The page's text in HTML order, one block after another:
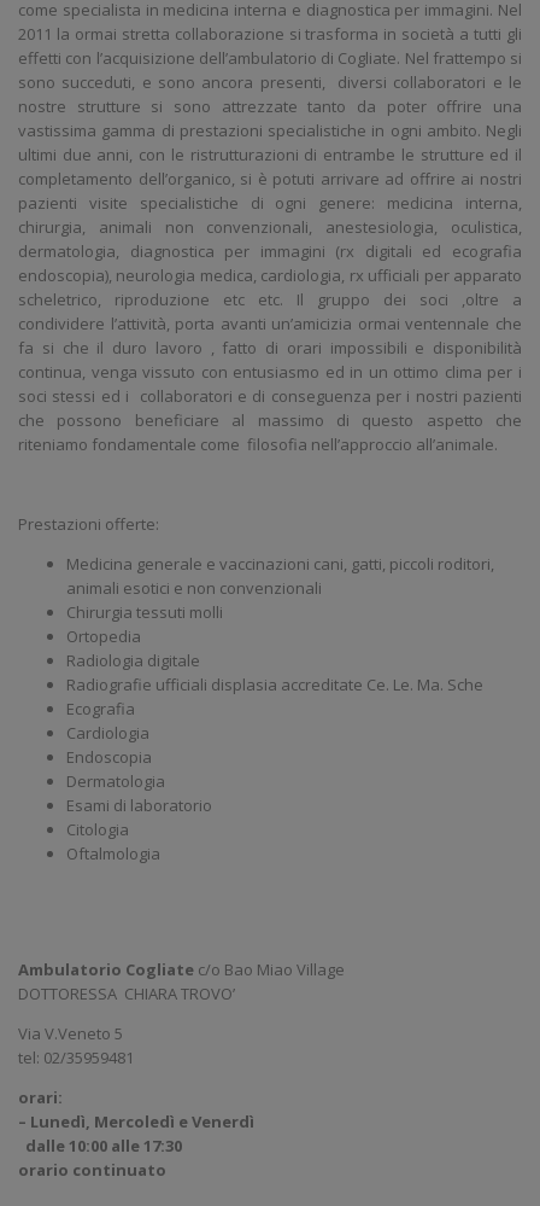
come specialista in medicina interna e diagnostica per immagini. Nel
2011 la ormai stretta collaborazione si trasforma in società a tutti gli
effetti con l’acquisizione dell’ambulatorio di Cogliate. Nel frattempo si
sono succeduti, e sono ancora presenti, diversi collaboratori e le
nostre strutture si sono attrezzate tanto da poter offrire una
vastissima gamma di prestazioni specialistiche in ogni ambito. Negli
ultimi due anni, con le ristrutturazioni di entrambe le strutture ed il
completamento dell’organico, si è potuti arrivare ad offrire ai nostri
pazienti visite specialistiche di ogni genere: medicina interna,
chirurgia, animali non convenzionali, anestesiologia, oculistica,
dermatologia, diagnostica per immagini (rx digitali ed ecografia
endoscopia), neurologia medica, cardiologia, rx ufficiali per apparato
scheletrico, riproduzione etc etc. Il gruppo dei soci ,oltre a
condividere l’attività, porta avanti un’amicizia ormai ventennale che
fa si che il duro lavoro , fatto di orari impossibili e disponibilità
continua, venga vissuto con entusiasmo ed in un ottimo clima per i
soci stessi ed i collaboratori e di conseguenza per i nostri pazienti
che possono beneficiare al massimo di questo aspetto che
riteniamo fondamentale come filosofia nell’approccio all’animale.
Prestazioni offerte:
Medicina generale e vaccinazioni cani, gatti, piccoli roditori,
animali esotici e non convenzionali
Chirurgia tessuti molli
Ortopedia
Radiologia digitale
Radiografie ufficiali displasia accreditate Ce. Le. Ma. Sche
Ecografia
Cardiologia
Endoscopia
Dermatologia
Esami di laboratorio
Citologia
Oftalmologia
Ambulatorio Cogliate c/o Bao Miao Village
DOTTORESSA CHIARA TROVO’
Via V.Veneto 5
tel: 02/35959481
orari:
– Lunedì, Mercoledì e Venerdì
dalle 10:00 alle 17:30
orario continuato